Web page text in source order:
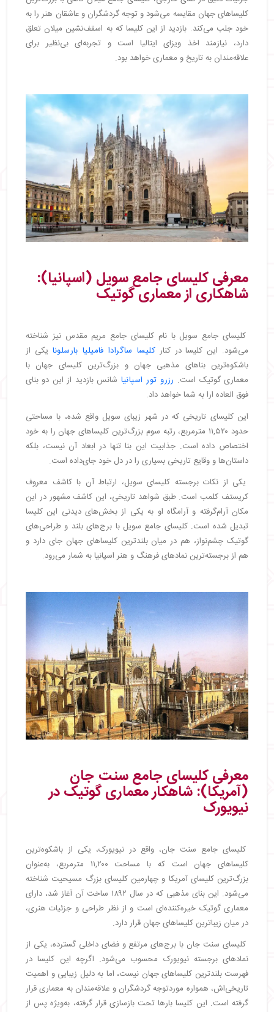
کلیساهای جهان مقایسه می‌شود و توجه گردشگران و عاشقان هنر را به
خود جلب می‌کند. بازدید از این کلیسا که به اسقف‌نشین میلان تعلق
دارد، نیازمند اخذ ویزای ایتالیا است و تجربه‌ای بی‌نظیر برای
علاقه‌مندان به تاریخ و معماری خواهد بود.
معرفی کلیسای جامع سویل (اسپانیا):
شاهکاری از معماری گوتیک
کلیسای جامع سویل با نام کلیسای جامع مریم مقدس نیز شناخته
می‌شود. این کلیسا در کنارکلیسا ساگرادا فامیلیا بارسلونا یکی از
باشکوه‌ترین بناهای مذهبی جهان و بزرگ‌ترین کلیسای جهان با
معماری گوتیک است. رزرو تور اسپانیا شانس بازدید از این دو بنای
فوق العاده ارا به شما خواهد داد.
این کلیسای تاریخی که در شهر زیبای سویل واقع شده، با مساحتی
حدود ۱۱,۵۲۰ مترمربع، رتبه سوم بزرگ‌ترین کلیساهای جهان را به خود
اختصاص داده است. جذابیت این بنا تنها در ابعاد آن نیست، بلکه
داستان‌ها و وقایع تاریخی بسیاری را در دل خود جای‌داده است.
یکی از نکات برجسته کلیسای سویل، ارتباط آن با کاشف معروف
کریستف کلمب است. طبق شواهد تاریخی، این کاشف مشهور در این
مکان آرام‌گرفته و آرامگاه او به یکی از بخش‌های دیدنی این کلیسا
تبدیل شده است. کلیسای جامع سویل با برج‌های بلند و طراحی‌های
گوتیک چشم‌نواز، هم در میان بلندترین کلیساهای جهان جای دارد و
هم از برجسته‌ترین نمادهای فرهنگ و هنر اسپانیا به شمار می‌رود.
معرفی کلیسای جامع سنت جان
(آمریکا): شاهکار معماری گوتیک در
نیویورک
کلیسای جامع سنت جان، واقع در نیویورک، یکی از باشکوه‌ترین
کلیساهای جهان است که با مساحت ۱۱,۲۰۰ مترمربع، به‌عنوان
بزرگ‌ترین کلیسای آمریکا و چهارمین کلیسای بزرگ مسیحیت شناخته
می‌شود. این بنای مذهبی که در سال ۱۸۹۲ ساخت آن آغاز شد، دارای
معماری گوتیک خیره‌کننده‌ای است و از نظر طراحی و جزئیات هنری،
در میان زیباترین کلیساهای جهان قرار دارد.
کلیسای سنت جان با برج‌های مرتفع و فضای داخلی گسترده، یکی از
نمادهای برجسته نیویورک محسوب می‌شود. اگرچه این کلیسا در
فهرست بلندترین کلیساهای جهان نیست، اما به دلیل زیبایی و اهمیت
تاریخی‌اش، همواره موردتوجه گردشگران و علاقه‌مندان به معماری قرار
گرفته است. این کلیسا بارها تحت بازسازی قرار گرفته، به‌ویژه پس از